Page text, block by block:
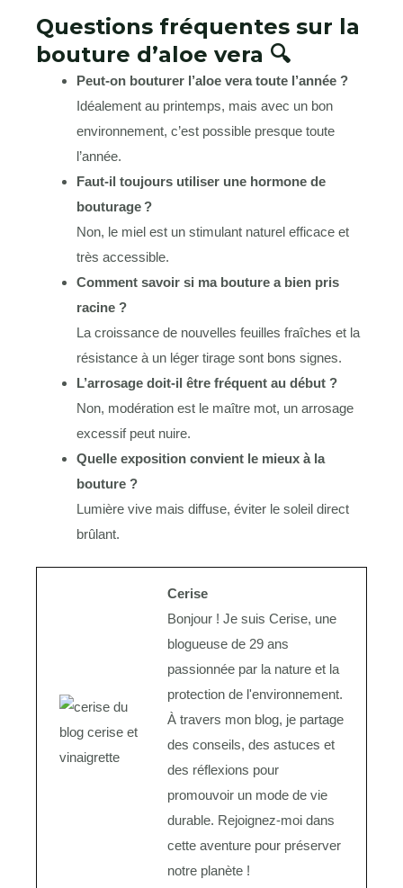
Questions fréquentes sur la
bouture d’aloe vera 🔍
Peut-on bouturer l’aloe vera toute l’année ?
Idéalement au printemps, mais avec un bon
environnement, c’est possible presque toute
l’année.
Faut-il toujours utiliser une hormone de
bouturage ?
Non, le miel est un stimulant naturel efficace et
très accessible.
Comment savoir si ma bouture a bien pris
racine ?
La croissance de nouvelles feuilles fraîches et la
résistance à un léger tirage sont bons signes.
L’arrosage doit-il être fréquent au début ?
Non, modération est le maître mot, un arrosage
excessif peut nuire.
Quelle exposition convient le mieux à la
bouture ?
Lumière vive mais diffuse, éviter le soleil direct
brûlant.
Cerise
Bonjour ! Je suis Cerise, une
blogueuse de 29 ans
passionnée par la nature et la
protection de l'environnement.
À travers mon blog, je partage
des conseils, des astuces et
des réflexions pour
promouvoir un mode de vie
durable. Rejoignez-moi dans
cette aventure pour préserver
notre planète !